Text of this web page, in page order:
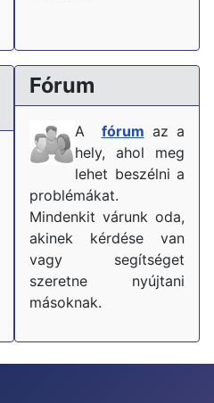
Fórum
A fórum az a
hely, ahol meg
lehet beszélni a
problémákat.
Mindenkit várunk oda,
akinek kérdése van
vagy segítséget
szeretne nyújtani
másoknak.